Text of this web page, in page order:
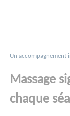
Un
Massage
chaque